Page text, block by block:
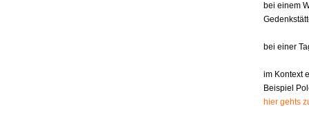
bei einem
bei einer
im Kontext
Beispiel
hier gehts